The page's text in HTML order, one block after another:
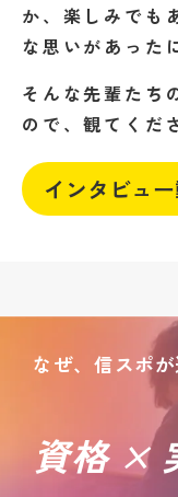
か、楽しみでも
な思いがあった
そんな先輩たち
ので、観てくだ
インタビュ
なぜ、信スポが
資格 ×